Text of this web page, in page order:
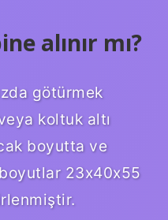
alınır mı?
götürmek
koltuk altı
boyutta ve
boyutlar 23x40x55